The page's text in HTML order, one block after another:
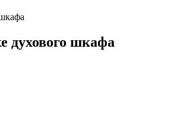
духового шкафа